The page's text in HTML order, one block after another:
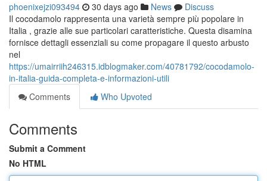
phoenixejzi093494 30 days ago News
Discuss
Il cocodamolo rappresenta una varietà sempre più popolare in
Italia , grazie alle sue particolari caratteristiche. Questa disamina
fornisce dettagli essenziali su come propagare il questo arbusto
nel
https://umairriih246315.idblogmaker.com/40781792/cocodamolo-
in-italia-guida-completa-e-informazioni-utili
Comments
Who Upvoted
Comments
Submit a Comment
No HTML